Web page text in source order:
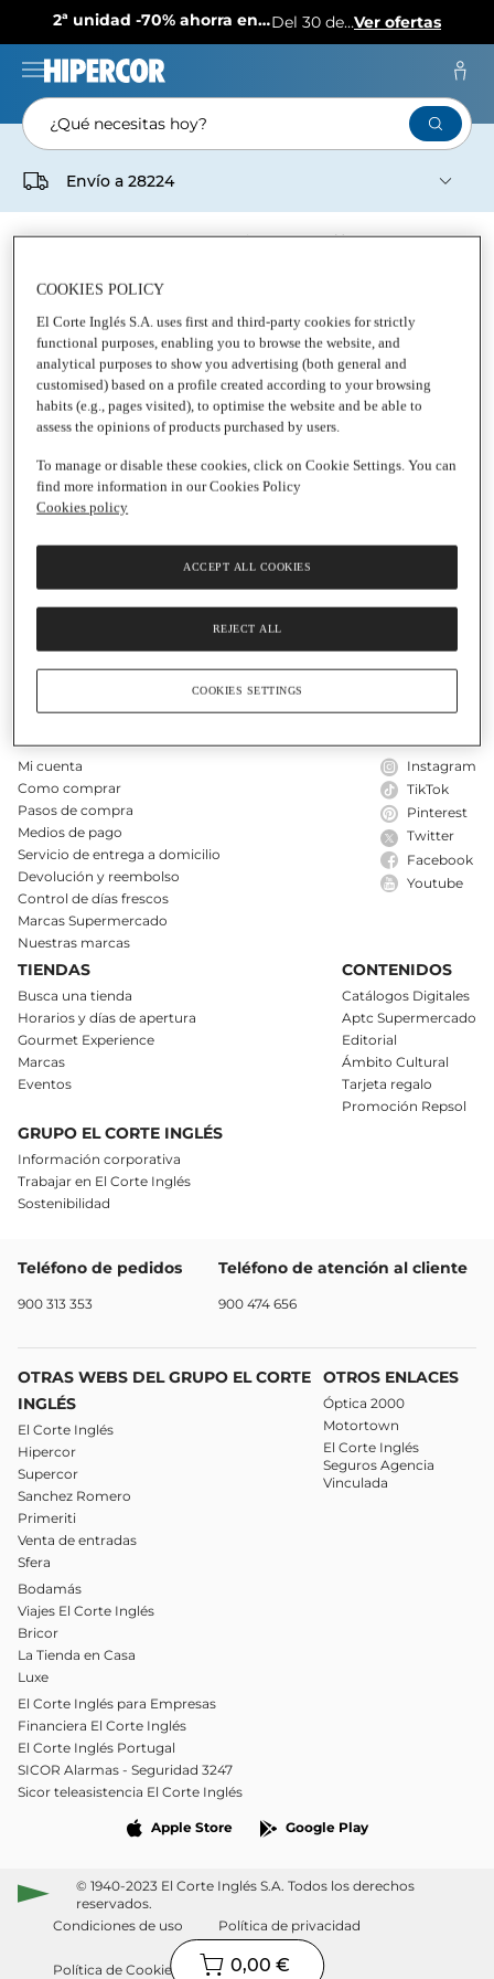
2ª unidad -70% ahorra en más de 1.000 productos Del 30 de julio al 12 de agostoVer ofertas
¿Qué necesitas hoy?
Envío a 28224
Pedidos Mis Listas
Supermercado Parafarmacia
Complementos alimenticios
COMPLEMENTOS ALIMENTICIOS
Complementos alimenticios
El Corte Inglés PLUS
Nuestra tarjeta
Atención al cliente
Ayuda
COMPRA ONLINE
Mi cuenta
Como comprar
Pasos de compra
Medios de pago
Servicio de entrega a domicilio
Devolución y reembolso
Control de días frescos
Marcas Supermercado
Nuestras marcas
SIGUENOS
Instagram
TikTok
Pinterest
Twitter
Facebook
Youtube
TIENDAS
Busca una tienda
Horarios y días de apertura
Gourmet Experience
Marcas
Eventos
CONTENIDOS
Catálogos Digitales
Aptc Supermercado
Editorial
Ámbito Cultural
Tarjeta regalo
Promoción Repsol
GRUPO EL CORTE INGLÉS
Información corporativa
Trabajar en El Corte Inglés
Sostenibilidad
Teléfono de pedidos
900 313 353
Teléfono de atención al cliente
900 474 656
OTRAS WEBS DEL GRUPO EL CORTE
INGLÉS
El Corte Inglés
Hipercor
Supercor
Sanchez Romero
Primeriti
Venta de entradas
Sfera
Bodamás
Viajes El Corte Inglés
Bricor
La Tienda en Casa
Luxe
El Corte Inglés para Empresas
Financiera El Corte Inglés
El Corte Inglés Portugal
SICOR Alarmas - Seguridad 3247
Sicor teleasistencia El Corte Inglés
OTROS ENLACES
Óptica 2000
Motortown
El Corte Inglés
Seguros Agencia
Vinculada
Apple Store Google Play
© 1940-2023 El Corte Inglés S.A. Todos los derechos
reservados.
Condiciones de uso
Política de privacidad
Política de Cookies 0,00 €
COOKIES POLICY
El Corte Inglés S.A. uses first and third-party cookies for strictly
functional purposes, enabling you to browse the website, and
analytical purposes to show you advertising (both general and
customised) based on a profile created according to your browsing
habits (e.g., pages visited), to optimise the website and be able to
assess the opinions of products purchased by users.
To manage or disable these cookies, click on Cookie Settings. You can
find more information in our Cookies Policy
Cookies policy
REJECT ALL
ACCEPT ALL COOKIES
COOKIES SETTINGS